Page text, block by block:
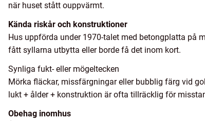
när huset stått ouppvärmt.
Kända riskår och konstruktioner
Hus uppförda under 1970-talet med betongplatta på
fått syllarna utbytta eller borde få det inom kort.
Synliga fukt- eller mögeltecken
Mörka fläckar, missfärgningar eller bubblig färg vid
lukt + ålder + konstruktion är ofta tillräcklig för
Obehag inomhus